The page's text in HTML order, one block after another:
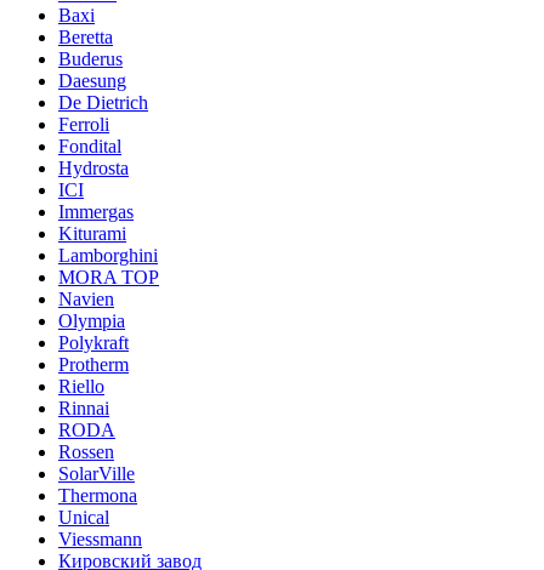
Baxi
Beretta
Buderus
Daesung
De Dietrich
Ferroli
Fondital
Hydrosta
ICI
Immergas
Kiturami
Lamborghini
MORA TOP
Navien
Olympia
Polykraft
Protherm
Riello
Rinnai
RODA
Rossen
SolarVille
Thermona
Unical
Viessmann
Кировский завод